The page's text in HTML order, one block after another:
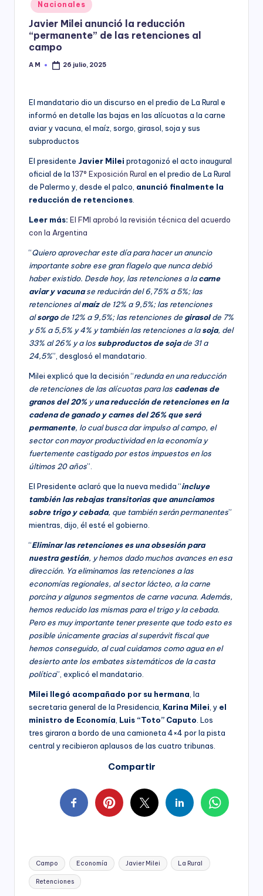
y
in
Nacionales
Javier Milei anunció la reducción
“permanente” de las retenciones al
campo
Posted
A M 26 julio, 2025
El mandatario dio un discurso en el predio de La Rural e
informó en detalle las bajas en las alícuotas a la carne
aviar y vacuna, el maíz, sorgo, girasol, soja y sus
subproductos
El presidente Javier Milei protagonizó el acto inaugural
oficial de la 137° Exposición Rural en el predio de La Rural
de Palermo y, desde el palco, anunció finalmente la
reducción de retenciones
Leer más: El FMI aprobó la revisión técnica del acuerdo
con la Argentina
“Quiero aprovechar este día para hacer un anuncio
importante sobre ese gran flagelo que nunca debió
haber existido. Desde hoy, las retenciones a lacarne
aviar y vacunase reducirán del 6,75% a 5%; las
retenciones almaízde 12% a 9,5%; las retenciones
alsorgode 12% a 9,5%; las retenciones de girasolde 7%
y 5% a 5,5% y 4% y también las retenciones a lasoja, del
33% al 26% y a los subproductos de sojade 31 a
24,5%”, desglosó el mandatario.
Milei explicó que la decisión “redunda en una reducción
de retenciones de las alícuotas para las cadenas de
granos del 20% yuna reducción de retenciones en la
cadena de ganado y carnes del 26% que será
permanente, lo cual busca dar impulso al campo, el
sector con mayor productividad en la economía y
fuertemente castigado por estos impuestos en los
últimos 20 años”.
El Presidente aclaró que la nueva medida “incluye
también las rebajas transitorias que anunciamos
sobre trigo y cebada, que también serán permanentes”
mientras, dijo, él esté el gobierno.
“Eliminar las retenciones es una obsesión para
nuestra gestión, y hemos dado muchos avances en esa
dirección. Ya eliminamos las retenciones a las
economías regionales, al sector lácteo, a la carne
porcina y algunos segmentos de carne vacuna. Además,
hemos reducido las mismas para el trigo y la cebada.
Pero es muy importante tener presente que todo esto es
posible únicamente gracias al superávit fiscal que
hemos conseguido, al cual cuidamos como agua en el
desierto ante los embates sistemáticos de la casta
política”, explicó el mandatario.
Milei llegó acompañado por su hermana , la
secretaria general de la Presidencia, Karina Milei , y el
ministro de Economía Luis “Toto” Caputo . Los
tres giraron a bordo de una camioneta 4×4 por la pista
central y recibieron aplausos de las cuatro tribunas.
Compartir
Tags:
Campo Economía Javier Milei La Rural
Retenciones